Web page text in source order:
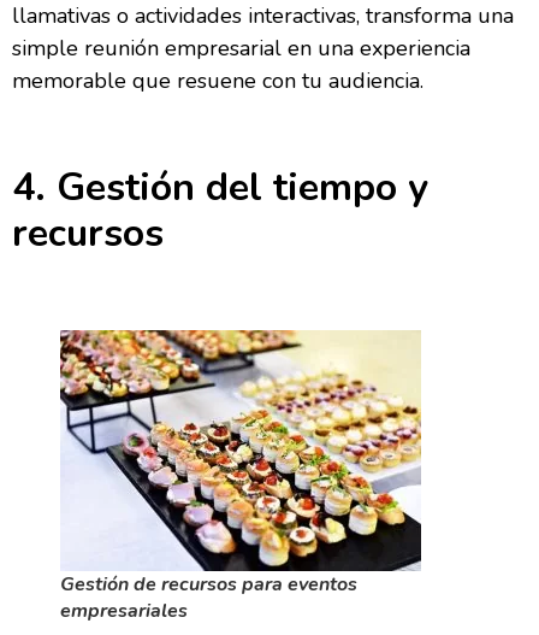
llamativas o actividades interactivas, transforma una
simple reunión empresarial en una experiencia
memorable que resuene con tu audiencia.
4. Gestión del tiempo y
recursos
Gestión de recursos para eventos
empresariales